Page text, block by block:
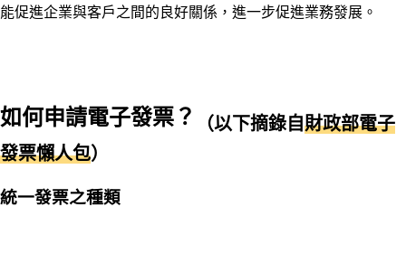
能促進企業與客戶之間的良好關係，進一步促進業務發展。
如何申請電子發票？ （以下摘錄自財政部電子
發票懶人包）
統一發票之種類